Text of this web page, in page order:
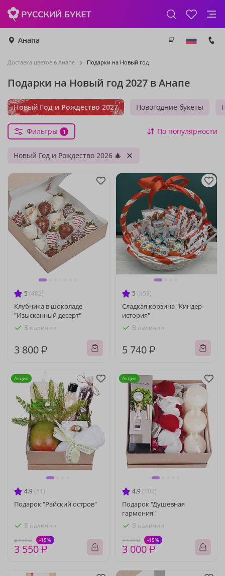
Анапа
Доставка цветов в Анапе Подарки на Новый год
Подарки на Новый год 2027 в Анапе
Новый Год и Рождество 2027 Новогодние букеты
Фильтры 1 По популярности
Новый Год и Рождество 2026 🎄
5 (482)
Клубника в шоколаде
"Изысканный десерт"
В наличии
3 800 ₽
5 (858)
Сладкая корзина "Киндер-
история"
В наличии
5 740 ₽
4.9 (61)
Подарок "Райский остров"
В наличии
4 180 ₽ -15%
3 550 ₽
Акция
4.9 (102)
Подарок "Душевная
гармония"
В наличии
3 530 ₽ -15%
3 000 ₽
Акция